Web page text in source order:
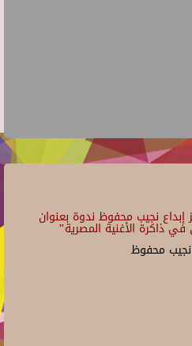
نجيب محفوظ ندوة بعنوان
في ذاكرة الأغنية المصرية"
محفوظ